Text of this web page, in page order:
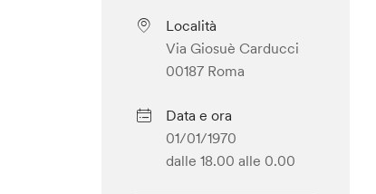
Località
Via Giosuè Carducci
00187 Roma
Data e ora
01/01/1970
dalle 18.00 alle 0.00